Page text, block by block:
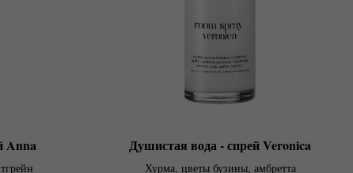
Anna Душистая вода - спрей Veronica
Хурма, цветы бузины, амбретта